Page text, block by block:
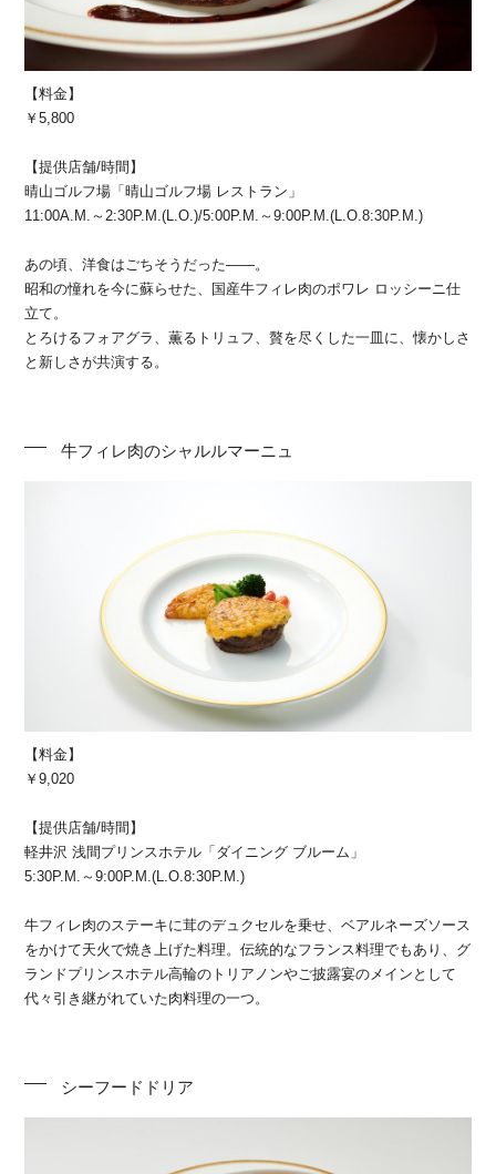
【料金】
￥5,800
【提供店舗/時間】
晴山ゴルフ場「晴山ゴルフ場 レストラン」
11:00A.M.～2:30P.M.(L.O.)/5:00P.M.～9:00P.M.(L.O.8:30P.M.)
あの頃、洋食はごちそうだった——。
昭和の憧れを今に蘇らせた、国産牛フィレ肉のポワレ ロッシーニ仕
立て。
とろけるフォアグラ、薫るトリュフ、贅を尽くした一皿に、懐かしさ
と新しさが共演する。
牛フィレ肉のシャルルマーニュ
【料金】
￥9,020
【提供店舗/時間】
軽井沢 浅間プリンスホテル「ダイニング ブルーム」
5:30P.M.～9:00P.M.(L.O.8:30P.M.)
牛フィレ肉のステーキに茸のデュクセルを乗せ、ベアルネーズソース
をかけて天火で焼き上げた料理。伝統的なフランス料理でもあり、グ
ランドプリンスホテル高輪のトリアノンやご披露宴のメインとして
代々引き継がれていた肉料理の一つ。
シーフードドリア